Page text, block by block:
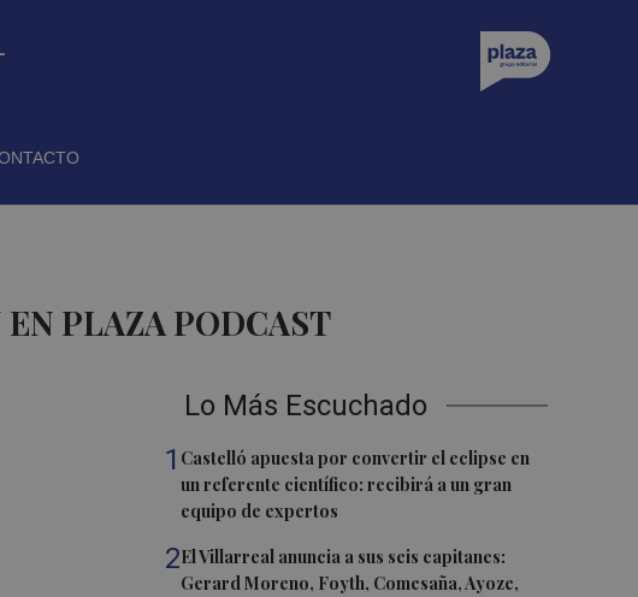
PLAZA PODCAST
Lo Más Escuchado
1 Castelló apuesta por convertir el eclipse en
un referente científico: recibirá a un gran
equipo de expertos
2El Villarreal anuncia a sus seis capitanes:
Gerard Moreno, Foyth, Comesaña, Ayoze,